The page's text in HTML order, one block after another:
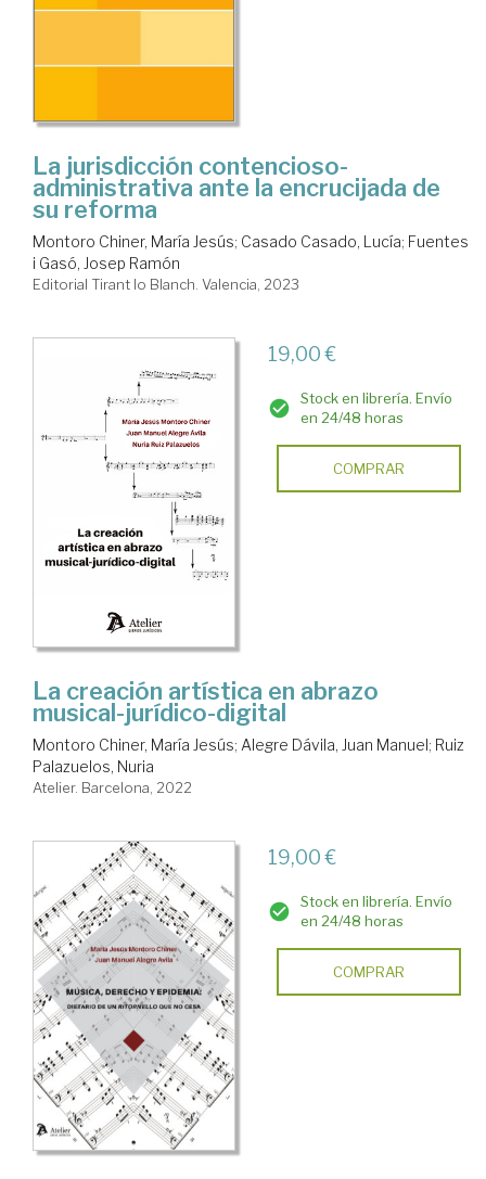
La jurisdicción contencioso-
administrativa ante la encrucijada de
su reforma
Montoro Chiner, María Jesús; Casado Casado, Lucía; Fuentes
i Gasó, Josep Ramón
Editorial Tirant lo Blanch. Valencia, 2023
19,00 €
Stock en librería. Envío
en 24/48 horas
COMPRAR
La creación artística en abrazo
musical-jurídico-digital
Montoro Chiner, María Jesús; Alegre Dávila, Juan Manuel; Ruiz
Palazuelos, Nuria
Atelier. Barcelona, 2022
19,00 €
Stock en librería. Envío
en 24/48 horas
COMPRAR